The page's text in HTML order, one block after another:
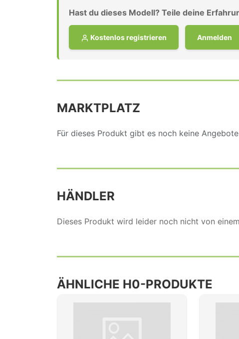
Hast du dieses Modell? Teile deine
Kostenlos registrieren Anmelden
MARKTPLATZ
Für dieses Produkt gibt es noch keine
HÄNDLER
Dieses Produkt wird leider noch nicht von
ÄHNLICHE H0-PRODUKTE